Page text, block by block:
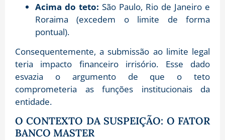
Acima do teto: São Paulo, Rio de Janeiro e
Roraima (excedem o limite de forma
pontual).
Consequentemente, a submissão ao limite legal
teria impacto financeiro irrisório. Esse dado
esvazia o argumento de que o teto
comprometeria as funções institucionais da
entidade.
O CONTEXTO DA SUSPEIÇÃO: O FATOR
BANCO MASTER